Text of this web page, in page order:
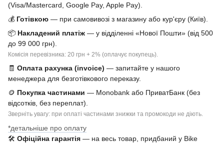
(Visa/Mastercard, Google Pay, Apple Pay).
💰 Готівкою — при самовивозі з магазину або кур'єру (Київ).
📦 Накладений платіж — у відділенні «Нової Пошти» (від 500
до 99 000 грн).
Комісія перевізника: 20 грн + 2% (оплачує покупець).
🧾 Оплата рахунка (invoice) — запитайте у нашого
менеджера для безготівкового переказу.
🪙 Покупка частинами — Monobank або ПриватБанк (без
відсотків, без переплат).
Зверніть увагу: при оплаті частинами знижки та промокоди не діють.
*детальніше про оплату
🛠 Офіційна гарантія — на весь товар, придбаний у Bike